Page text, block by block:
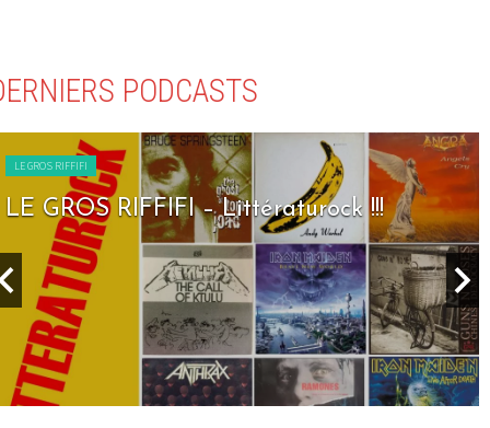
PODCASTS
LE GROS RIFFIFI
LE GROS RIFFIFI – Seven Days To Rock !!!